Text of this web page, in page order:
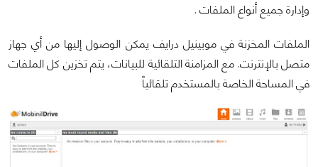
وإدارة جميع أنواع الملفات .
الملفات المخزنة في موبينيل درايف يمكن الوصول إليها من أي جهاز
متصل بالإنترنت. مع المزامنة التلقائية للبيانات، يتم تخزين كل الملفات
في المساحة الخاصة بالمستخدم تلقائياّ